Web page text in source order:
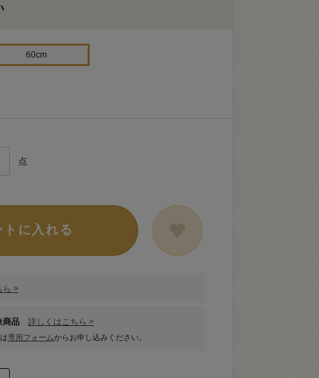
60cm
点
トに入れる
ら >
商品 詳しくはこちら >
専用フォームからお申し込みください。